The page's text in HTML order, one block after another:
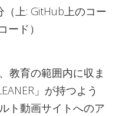
上: GitHub上のコー
ード）
教育の範囲内に収ま
」が持つよう
ト動画サイトへのア